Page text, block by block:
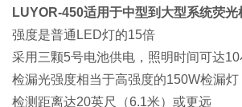
LUYOR-450适用于中型到大型系统荧光
强度是普通LED灯的15倍
采用三颗5号电池供电，照明时间可达
检漏光强度相当于高强度的150W检漏灯
检测距离达20英尺（6.1米）或更远